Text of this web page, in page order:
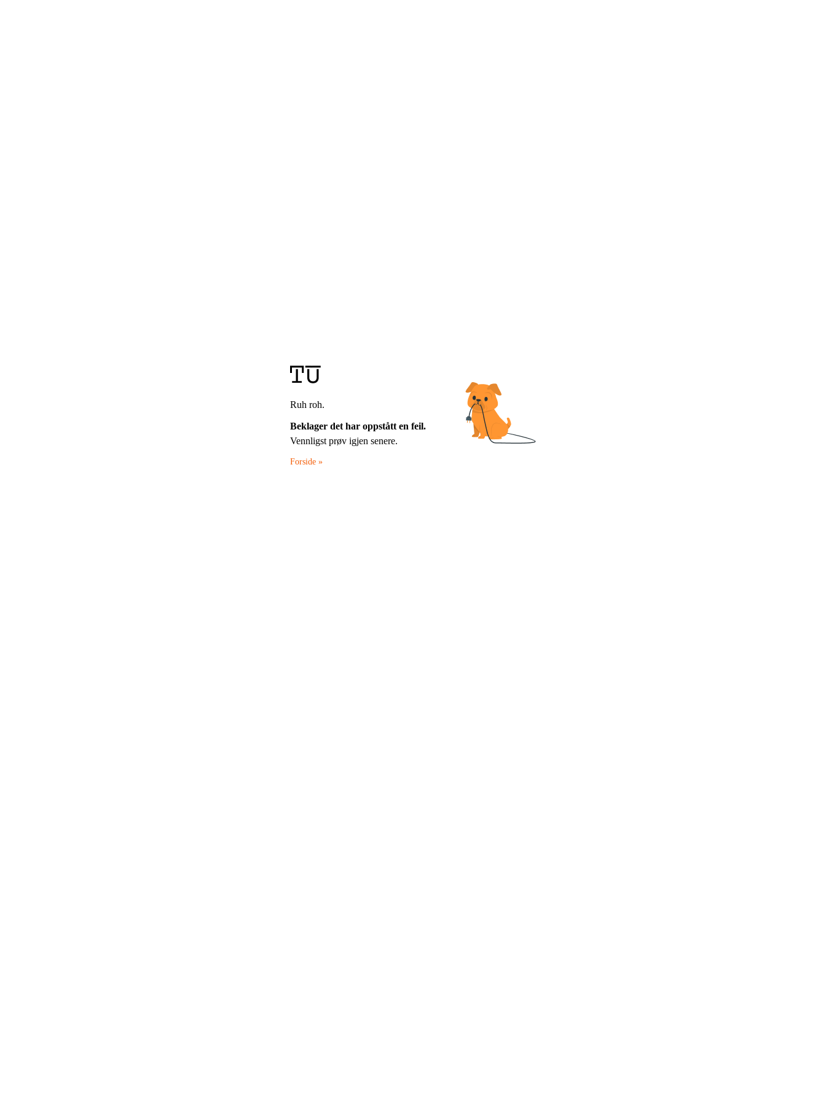
Ruh roh.
Beklager det har oppstått en feil.
Vennligst prøv igjen senere.
Forside »